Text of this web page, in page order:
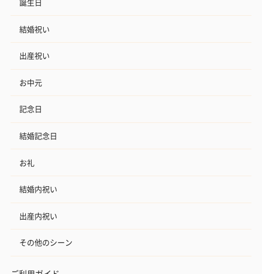
結婚祝い
出産祝い
お中元
記念日
結婚記念日
お礼
結婚内祝い
出産内祝い
その他のシーン